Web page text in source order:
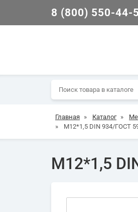
8 (800) 550-44-
Главная » Каталог »
»
М12*1,5 DIN 934/ГОСТ
М12*1,5